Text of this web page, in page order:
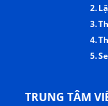
2.
3.
4.
5.
TRUNG TÂM